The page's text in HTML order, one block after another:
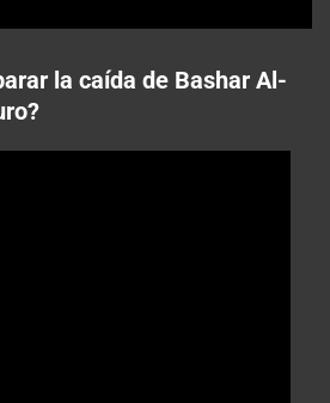
la caída de Bashar Al-